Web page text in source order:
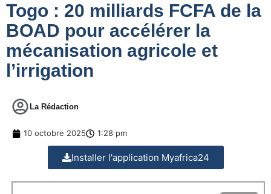
Togo : 20 milliards FCFA de la
BOAD pour accélérer la
mécanisation agricole et
l’irrigation
La Rédaction
10 octobre 2025 1:28 pm
Installer l'application Myafrica24